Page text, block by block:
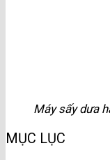
Máy sấy dưa
MỤC LỤC